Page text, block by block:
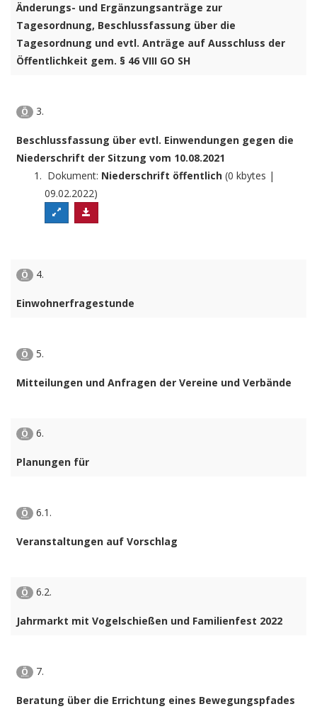
Änderungs- und Ergänzungsanträge zur
Tagesordnung, Beschlussfassung über die
Tagesordnung und evtl. Anträge auf Ausschluss der
Öffentlichkeit gem. § 46 VIII GO SH
Ö 3.
Beschlussfassung über evtl. Einwendungen gegen die
Niederschrift der Sitzung vom 10.08.2021
Dokument: Niederschrift öffentlich (0 kbytes |
09.02.2022)
Ö 4.
Einwohnerfragestunde
Ö 5.
Mitteilungen und Anfragen der Vereine und Verbände
Ö 6.
Planungen für
Ö 6.1.
Veranstaltungen auf Vorschlag
Ö 6.2.
Jahrmarkt mit Vogelschießen und Familienfest 2022
Ö 7.
Beratung über die Errichtung eines Bewegungspfades